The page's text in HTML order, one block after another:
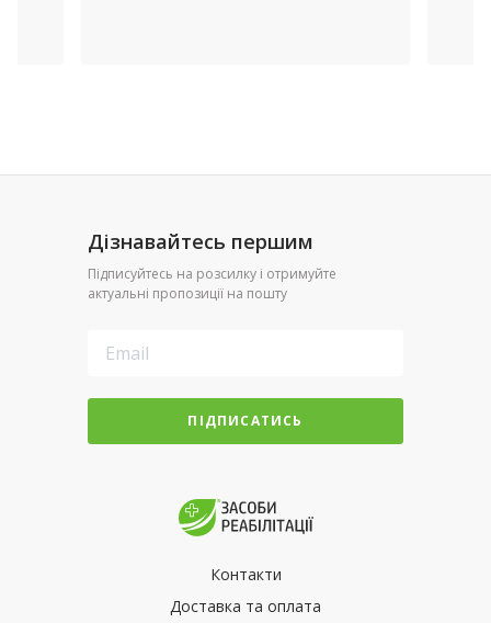
Дізнавайтесь першим
Підписуйтесь на розсилку і отримуйте
актуальні пропозиції на пошту
ПІДПИСАТИСЬ
Контакти
Доставка та оплата